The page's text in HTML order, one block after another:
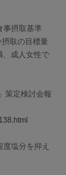
事摂取基準
摂取の目標量
、成人女性で
策定検討会報
塩分を抑え